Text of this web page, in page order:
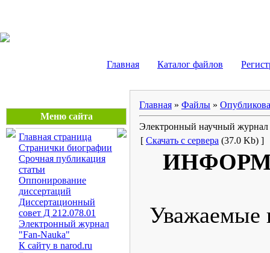
Главная Каталог файлов
Меню сайта
Главная страница
Странички биографии
Срочная публикация
статьи
Оппонирование
диссертаций
Диссертационный
совет Д 212.078.01
Электронный журнал
"Fan-Nauka"
К сайту в narod.ru
Главная » Файлы »
Электронный научный
[ Скачать с сервера (37.0 Kb) ]
Уважаемые